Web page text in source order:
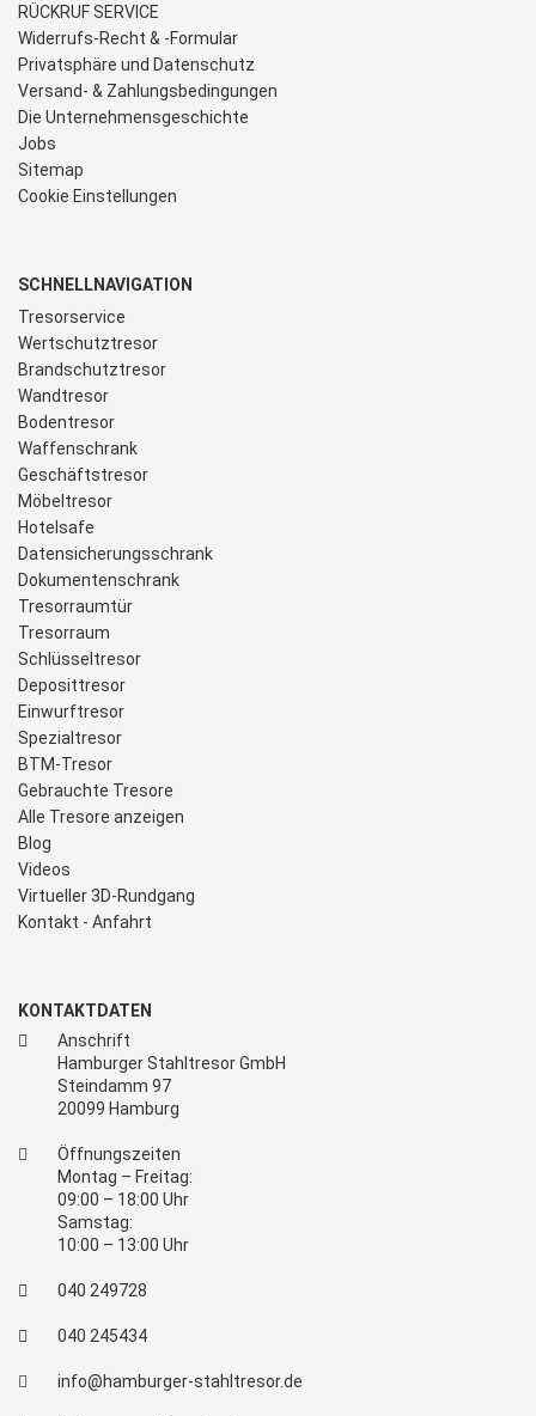
RÜCKRUF SERVICE
Widerrufs-Recht & -Formular
Privatsphäre und Datenschutz
Versand- & Zahlungsbedingungen
Die Unternehmensgeschichte
Jobs
Sitemap
Cookie Einstellungen
SCHNELLNAVIGATION
Tresorservice
Wertschutztresor
Brandschutztresor
Wandtresor
Bodentresor
Waffenschrank
Geschäftstresor
Möbeltresor
Hotelsafe
Datensicherungsschrank
Dokumentenschrank
Tresorraumtür
Tresorraum
Schlüsseltresor
Deposittresor
Einwurftresor
Spezialtresor
BTM-Tresor
Gebrauchte Tresore
Alle Tresore anzeigen
Blog
Videos
Virtueller 3D-Rundgang
Kontakt - Anfahrt
KONTAKTDATEN
Anschrift
Hamburger Stahltresor GmbH
Steindamm 97
20099 Hamburg
Öffnungszeiten
Montag – Freitag:
09:00 – 18:00 Uhr
Samstag:
10:00 – 13:00 Uhr
040 249728
040 245434
info@hamburger-stahltresor.de